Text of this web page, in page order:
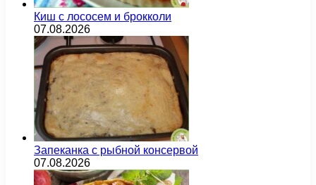
Киш с лососем и брокколи
07.08.2026
Запеканка с рыбной консервой
07.08.2026